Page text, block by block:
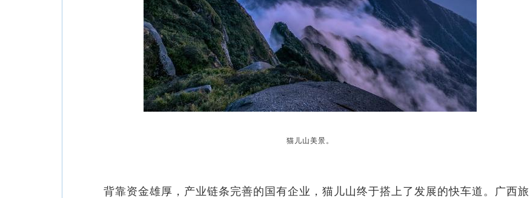
猫儿山美景。
背靠资金雄厚，产业链条完善的国有企业，猫儿山终于搭上了发展的快车道。广西旅